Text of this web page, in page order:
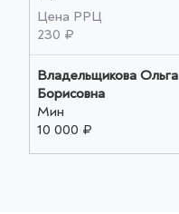
Цена РРЦ
230 ₽
Владельщикова Ольга
Борисовна
Мин
10 000 ₽